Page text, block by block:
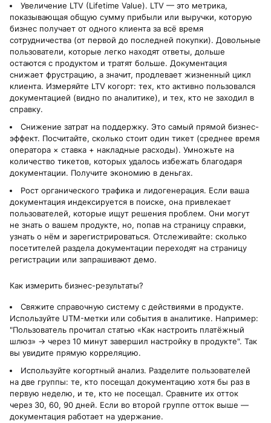
Увеличение LTV (Lifetime Value). LTV — это метрика,
показывающая общую сумму прибыли или выручки, которую
бизнес получает от одного клиента за всё время
сотрудничества (от первой до последней покупки). Довольные
пользователи, которые легко находят ответы, дольше
остаются с продуктом и тратят больше. Документация
снижает фрустрацию, а значит, продлевает жизненный цикл
клиента. Измеряйте LTV когорт: тех, кто активно пользовался
документацией (видно по аналитике), и тех, кто не заходил в
справку.
Снижение затрат на поддержку. Это самый прямой бизнес-
эффект. Посчитайте, сколько стоит один тикет (среднее время
оператора × ставка + накладные расходы). Умножьте на
количество тикетов, которых удалось избежать благодаря
документации. Получите экономию в деньгах.
Рост органического трафика и лидогенерация. Если ваша
документация индексируется в поиске, она привлекает
пользователей, которые ищут решения проблем. Они могут
не знать о вашем продукте, но, попав на страницу справки,
узнать о нём и зарегистрироваться. Отслеживайте: сколько
посетителей раздела документации переходят на страницу
регистрации или запрашивают демо.
Как измерить бизнес-результаты?
Свяжите справочную систему с действиями в продукте.
Используйте UTM-метки или события в аналитике. Например:
"Пользователь прочитал статью «Как настроить платёжный
шлюз» → через 10 минут завершил настройку в продукте". Так
вы увидите прямую корреляцию.
Используйте когортный анализ. Разделите пользователей
на две группы: те, кто посещал документацию хотя бы раз в
первую неделю, и те, кто не посещал. Сравните их отток
через 30, 60, 90 дней. Если во второй группе отток выше —
документация работает на удержание.